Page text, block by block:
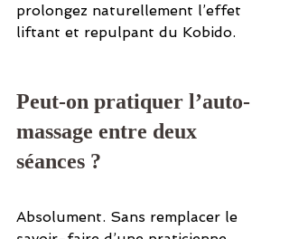
prolongez naturellement l’effet
liftant et repulpant du Kobido.
Peut-on pratiquer l’auto-
massage entre deux
séances ?
Absolument. Sans remplacer le